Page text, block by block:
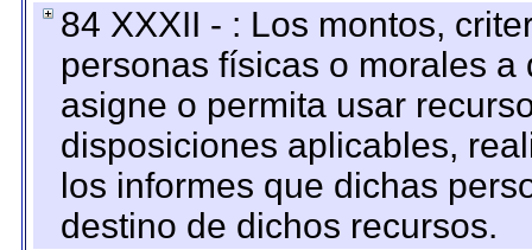
84 XXXII - : Los montos,
personas físicas o morales
asigne o permita usar
disposiciones aplicables,
los informes que dichas
destino de dichos recursos.